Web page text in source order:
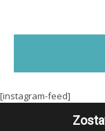
[instagram-feed]